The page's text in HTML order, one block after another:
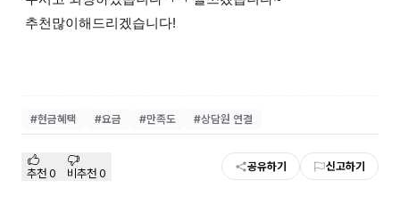
추천많이해드리겠습니다!
#현금혜택 #요금 #만족도 #상담원 연결
추천 0 비추천 0 공유하기 신고하기